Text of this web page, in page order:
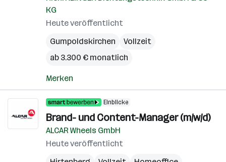
KG
Heute veröffentlicht
Gumpoldskirchen
Vollzeit
ab 3.300 € monatlich
Merken
Einblicke
Brand- und Content-Manager (m/w/d)
ALCAR Wheels GmbH
Heute veröffentlicht